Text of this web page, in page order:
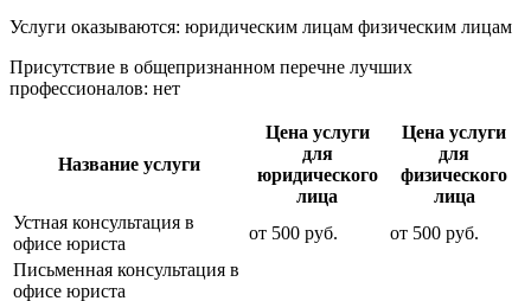
Услуги оказываются: юридическим лицам физическим лицам
Присутствие в общепризнанном перечне лучших
профессионалов: нет
Название услуги
Цена услуги
для
юридического
лица
Цена услуги
для
физического
лица
Устная консультация в
офисе юриста
от 500 руб. от 500 руб.
Письменная консультация в
офисе юриста